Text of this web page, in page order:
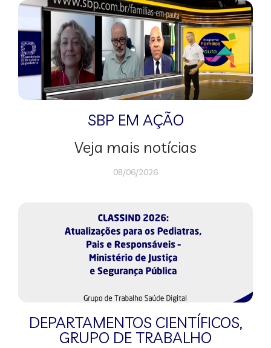
SBP EM AÇÃO
Veja mais notícias
08/06/2026
DEPARTAMENTOS CIENTÍFICOS,
GRUPO DE TRABALHO